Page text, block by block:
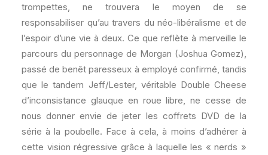
trompettes, ne trouvera le moyen de se
responsabiliser qu’au travers du néo-libéralisme et de
l’espoir d’une vie à deux. Ce que reflète à merveille le
parcours du personnage de Morgan (Joshua Gomez),
passé de benêt paresseux à employé confirmé, tandis
que le tandem Jeff/Lester, véritable Double Cheese
d’inconsistance glauque en roue libre, ne cesse de
nous donner envie de jeter les coffrets DVD de la
série à la poubelle. Face à cela, à moins d’adhérer à
cette vision régressive grâce à laquelle les « nerds »